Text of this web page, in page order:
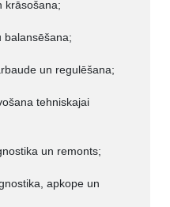
krāsošana;
balansēšana;
un regulēšana;
tehniskajai
un remonts;
apkope un